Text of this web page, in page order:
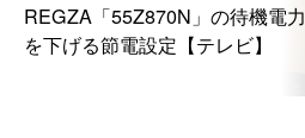
REGZA「55Z870N」の待機電力
を下げる節電設定【テレビ】